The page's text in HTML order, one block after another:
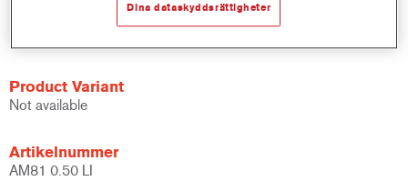
Based on proven Cromax concentrated tints technology.
Excellent colour accuracy.
Product Variant
Not available
Artikelnummer
AM81 0.50 LI
Dina dataskyddsrättigheter